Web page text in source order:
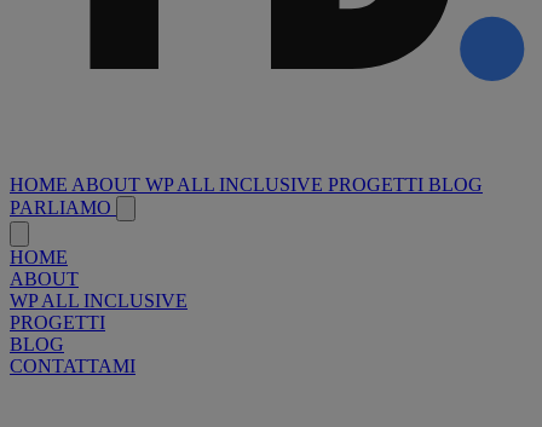
HOME ABOUT WP ALL INCLUSIVE PROGETTI BLOG
PARLIAMO
HOME
ABOUT
WP ALL INCLUSIVE
PROGETTI
BLOG
CONTATTAMI